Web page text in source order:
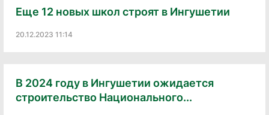
Еще 12 новых школ строят в Ингушетии
20.12.2023 11:14
В 2024 году в Ингушетии ожидается
строительство Национального...